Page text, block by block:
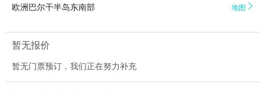
欧洲巴尔干半岛东南部 地图 
暂无报价
暂无门票预订，我们正在努力补充